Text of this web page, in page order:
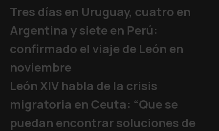
Tres días en Uruguay, cuatro en
Argentina y siete en Perú:
confirmado el viaje de León en
noviembre
León XIV habla de la crisis
migratoria en Ceuta: “Que se
puedan encontrar soluciones de